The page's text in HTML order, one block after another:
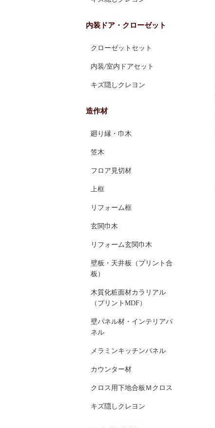
内装ドア・クローゼット
クローゼットセット
内装/室内ドアセット
キズ隠しクレヨン
造作材
廻り縁・巾木
笠木
フロア見切材
上框
リフォーム框
玄関巾木
リフォーム玄関巾木
壁板・天井板（プリント合
板）
木質化粧面材カラリアル
（プリントMDF）
壁パネル材・インテリアパ
ネル
メラミンキッチンパネル
カウンター材
クロス用下地合板Ｍクロス
キズ隠しクレヨン